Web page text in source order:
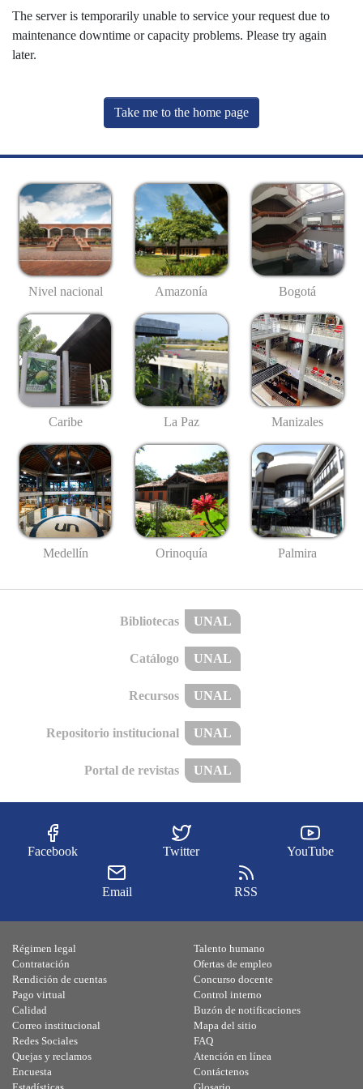
The server is temporarily unable to service your request due to
maintenance downtime or capacity problems. Please try again
later.
Take me to the home page
Nivel nacional Amazonía Bogotá
Caribe La Paz Manizales
Medellín Orinoquía Palmira
Bibliotecas UNAL
Catálogo UNAL
Recursos UNAL
Repositorio institucional UNAL
Portal de revistas UNAL
Facebook Twitter YouTube
Email RSS
Régimen legal
Contratación
Rendición de cuentas
Pago virtual
Calidad
Talento humano
Ofertas de empleo
Concurso docente
Control interno
Buzón de notificaciones
Correo institucional
Redes Sociales
Quejas y reclamos
Encuesta
Mapa del sitio
FAQ
Atención en línea
Contáctenos